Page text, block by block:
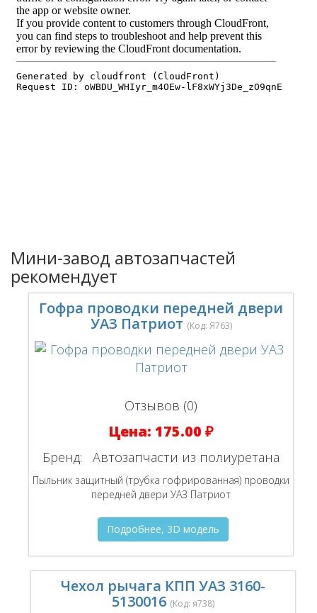
Мини-завод автозапчастей
рекомендует
Гофра проводки передней двери
УАЗ Патриот (Код: Я763)
Отзывов (0)
Цена:175.00 ₽
Бренд: Автозапчасти из полиуретана
Пыльник защитный (трубка гофрированная) проводки
передней двери УАЗ Патриот
Подробнее, 3D модель
Чехол рычага КПП УАЗ 3160-
5130016 (Код: я738)